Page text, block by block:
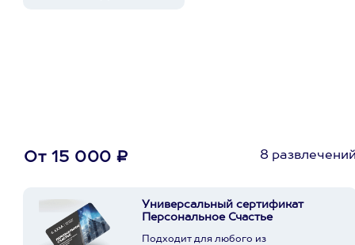
От 15 000 ₽ 8
Универсальный сертификат
Персональное Счастье
Подходит для любого из